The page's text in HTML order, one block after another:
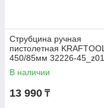
Струбцина ручная
пистолетная KRAFTOOL
450/85мм 32226-45_z01
В наличии
13 990 ₸